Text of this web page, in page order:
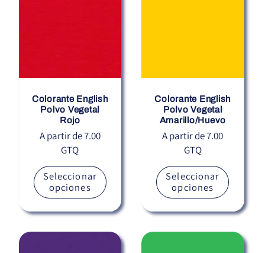
Colorante English
Polvo Vegetal
Rojo
Precio
habitual
A partir de 7.00
GTQ
Seleccionar
opciones
Colorante English
Polvo Vegetal
Amarillo/Huevo
Precio
habitual
A partir de 7.00
GTQ
Seleccionar
opciones